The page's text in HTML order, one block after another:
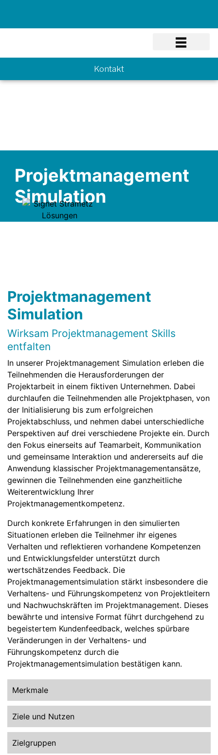
Kontakt
Projektmanagement
Simulation
Projektmanagement
Simulation
Wirksam Projektmanagement Skills
entfalten
In unserer Projektmanagement Simulation erleben die
Teilnehmenden die Herausforderungen der
Projektarbeit in einem fiktiven Unternehmen. Dabei
durchlaufen die Teilnehmenden alle Projektphasen, von
der Initialisierung bis zum erfolgreichen
Projektabschluss, und nehmen dabei unterschiedliche
Perspektiven auf drei verschiedene Projekte ein. Durch
den Fokus einerseits auf Teamarbeit, Kommunikation
und gemeinsame Interaktion und andererseits auf die
Anwendung klassischer Projektmanagementansätze,
gewinnen die Teilnehmenden eine ganzheitliche
Weiterentwicklung Ihrer
Projektmanagementkompetenz.
Durch konkrete Erfahrungen in den simulierten
Situationen erleben die Teilnehmer ihr eigenes
Verhalten und reflektieren vorhandene Kompetenzen
und Entwicklungsfelder unterstützt durch
wertschätzendes Feedback. Die
Projektmanagementsimulation stärkt insbesondere die
Verhaltens- und Führungskompetenz von Projektleitern
und Nachwuchskräften im Projektmanagement. Dieses
bewährte und intensive Format führt durchgehend zu
begeistertem Kundenfeedback, welches spürbare
Veränderungen in der Verhaltens- und
Führungskompetenz durch die
Projektmanagementsimulation bestätigen kann.
Merkmale
Ziele und Nutzen
Zielgruppen